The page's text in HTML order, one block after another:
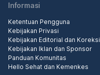
Informasi
Ketentuan Pengguna
Kebijakan Privasi
Kebijakan Editorial dan Koreksi
Kebijakan Iklan dan Sponsor
Panduan Komunitas
Hello Sehat dan Kemenkes